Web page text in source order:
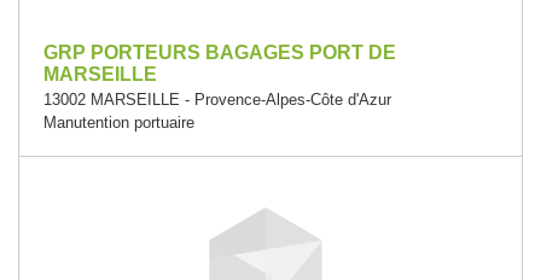
GRP PORTEURS BAGAGES PORT DE
MARSEILLE
13002 MARSEILLE - Provence-Alpes-Côte d'Azur
Manutention portuaire